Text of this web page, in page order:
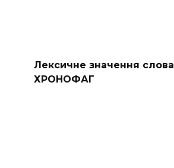
Лексичне значення слова
ХРОНОФАГ